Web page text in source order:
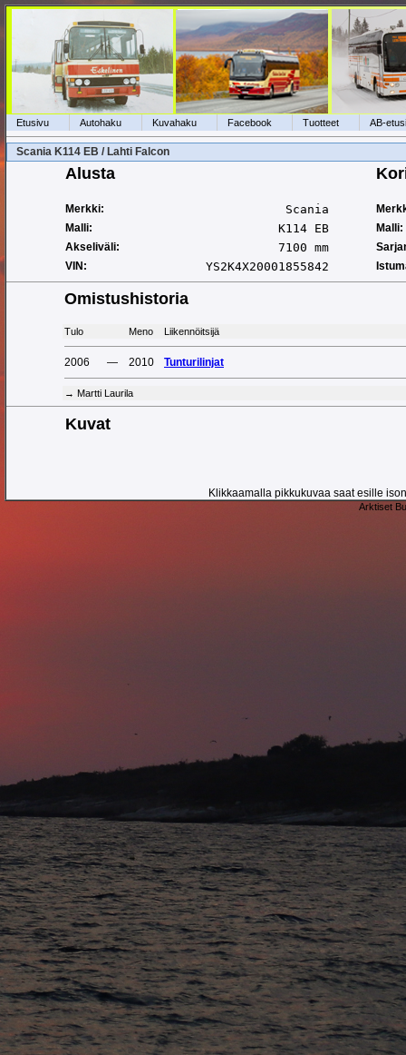
Etusivu Autohaku Kuvahaku Facebook Tuotteet AB-
Scania K114 EB / Lahti Falcon
Alusta
Merkki: Scania
Malli:
K114 EB
Malli:
Akseliväli:
7100 mm
VIN:
YS2K4X20001855842
Omistushistoria
Tulo Meno Liikennöitsijä
2006 — 2010 Tunturilinjat
→ Martti Laurila
Kuvat
Klikkaamalla pikkukuvaa saat esille
Arktiset